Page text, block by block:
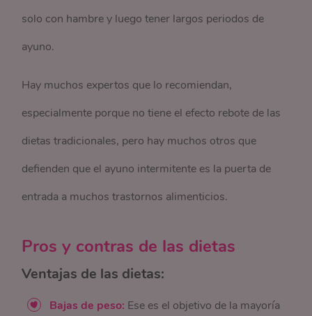
solo con hambre y luego tener largos periodos de
ayuno.
Hay muchos expertos que lo recomiendan,
especialmente porque no tiene el efecto rebote de las
dietas tradicionales, pero hay muchos otros que
defienden que el ayuno intermitente es la puerta de
entrada a muchos trastornos alimenticios.
Pros y contras de las dietas
Ventajas de las dietas:
Bajas de peso: Ese es el objetivo de la mayoría